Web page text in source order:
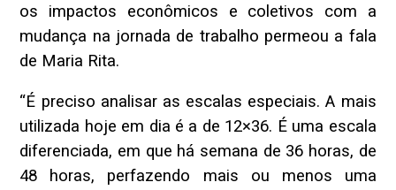
os impactos econômicos e coletivos com a
mudança na jornada de trabalho permeou a fala
de Maria Rita.
“É preciso analisar as escalas especiais. A mais
utilizada hoje em dia é a de 12×36. É uma escala
diferenciada, em que há semana de 36 horas, de
48 horas, perfazendo mais ou menos uma